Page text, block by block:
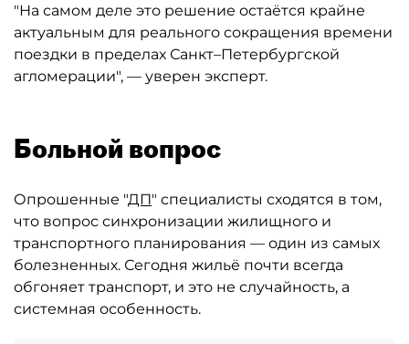
"На самом деле это решение остаётся крайне
актуальным для реального сокращения времени
поездки в пределах Санкт–Петербургской
агломерации", — уверен эксперт.
Больной вопрос
Опрошенные "ДП" специалисты сходятся в том,
что вопрос синхронизации жилищного и
транспортного планирования — один из самых
болезненных. Сегодня жильё почти всегда
обгоняет транспорт, и это не случайность, а
системная особенность.